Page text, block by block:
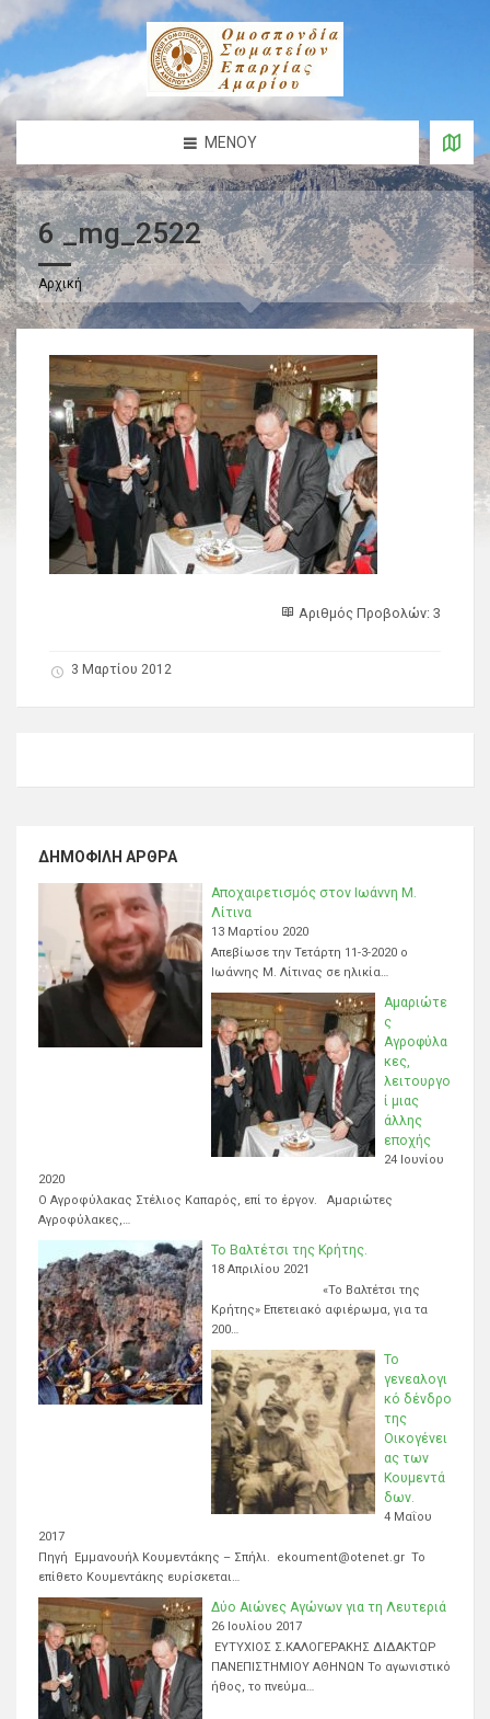
ΜΕΝΟΎ
6 _mg_2522
Αρχική
Αριθμός Προβολών: 3
3 Μαρτίου 2012
ΔΗΜΟΦΙΛΉ ΆΡΘΡΑ
Αποχαιρετισμός στον Ιωάννη Μ.
Λίτινα
13 Μαρτίου 2020
Απεβίωσε την Τετάρτη 11-3-2020 ο
Ιωάννης Μ. Λίτινας σε ηλικία…
Αμαριώτε
ς
Αγροφύλα
κες,
λειτουργο
ί μιας
άλλης
εποχής
24 Ιουνίου
2020
Ο Αγροφύλακας Στέλιος Καπαρός, επί το έργον. Αμαριώτες
Αγροφύλακες,…
Το Βαλτέτσι της Κρήτης.
18 Απριλίου 2021
«Το Βαλτέτσι της
Κρήτης» Επετειακό αφιέρωμα, για τα
200…
Το
γενεαλογι
κό δένδρο
της
Οικογένει
ας των
Κουμεντά
δων.
4 Μαΐου
2017
Πηγή Εμμανουήλ Κουμεντάκης – Σπήλι. ekoument@otenet.gr Το
επίθετο Κουμεντάκης ευρίσκεται…
Δύο Αιώνες Αγώνων για τη Λευτεριά
26 Ιουλίου 2017
ΕΥΤΥΧΙΟΣ Σ.ΚΑΛΟΓΕΡΑΚΗΣ ΔΙΔΑΚΤΩΡ
ΠΑΝΕΠΙΣΤΗΜΙΟΥ ΑΘΗΝΩΝ Το αγωνιστικό
ήθος, το πνεύμα…